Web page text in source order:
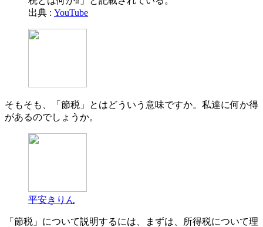
出典 : YouTube
そもそも、「節税」とはどういう意味ですか。私達に何か得
があるのでしょうか。
平安きりん
「節税」について説明するには、まずは、所得税について理